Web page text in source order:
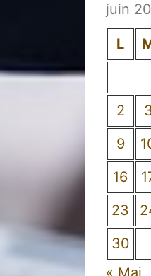
juin
L
2
9
16
23
30
« Mai